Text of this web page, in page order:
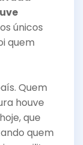
únicos
quem
Quem
houve
que
quem